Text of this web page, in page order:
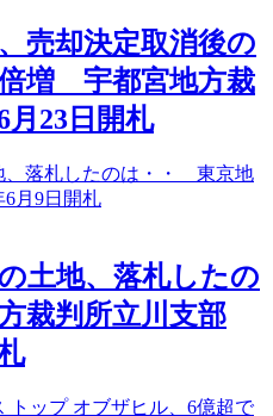
売却決定取消後の
増 宇都宮地方裁
月23日開札
土地、落札したの
裁判所立川支部